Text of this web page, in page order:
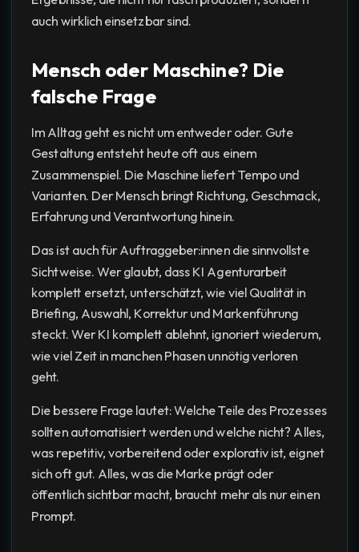
auch wirklich einsetzbar sind.
Mensch oder Maschine? Die
falsche Frage
Im Alltag geht es nicht um entweder oder. Gute
Gestaltung entsteht heute oft aus einem
Zusammenspiel. Die Maschine liefert Tempo und
Varianten. Der Mensch bringt Richtung, Geschmack,
Erfahrung und Verantwortung hinein.
Das ist auch für Auftraggeber:innen die sinnvollste
Sichtweise. Wer glaubt, dass KI Agenturarbeit
komplett ersetzt, unterschätzt, wie viel Qualität in
Briefing, Auswahl, Korrektur und Markenführung
steckt. Wer KI komplett ablehnt, ignoriert wiederum,
wie viel Zeit in manchen Phasen unnötig verloren
geht.
Die bessere Frage lautet: Welche Teile des Prozesses
sollten automatisiert werden und welche nicht? Alles,
was repetitiv, vorbereitend oder explorativ ist, eignet
sich oft gut. Alles, was die Marke prägt oder
öffentlich sichtbar macht, braucht mehr als nur einen
Prompt.